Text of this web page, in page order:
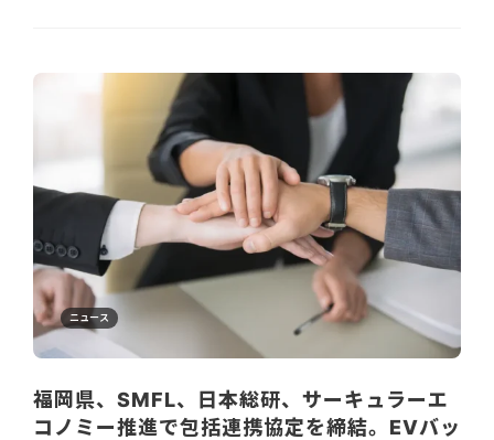
ニュース
福岡県、SMFL、日本総研、サーキュラーエ
コノミー推進で包括連携協定を締結。EVバッ